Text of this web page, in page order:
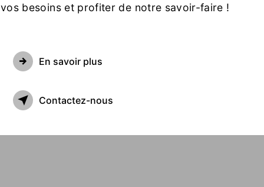
vos besoins et profiter de notre savoir-faire !
En savoir plus
Contactez-nous